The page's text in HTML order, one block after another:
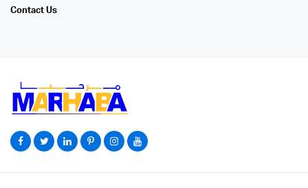
Contact Us